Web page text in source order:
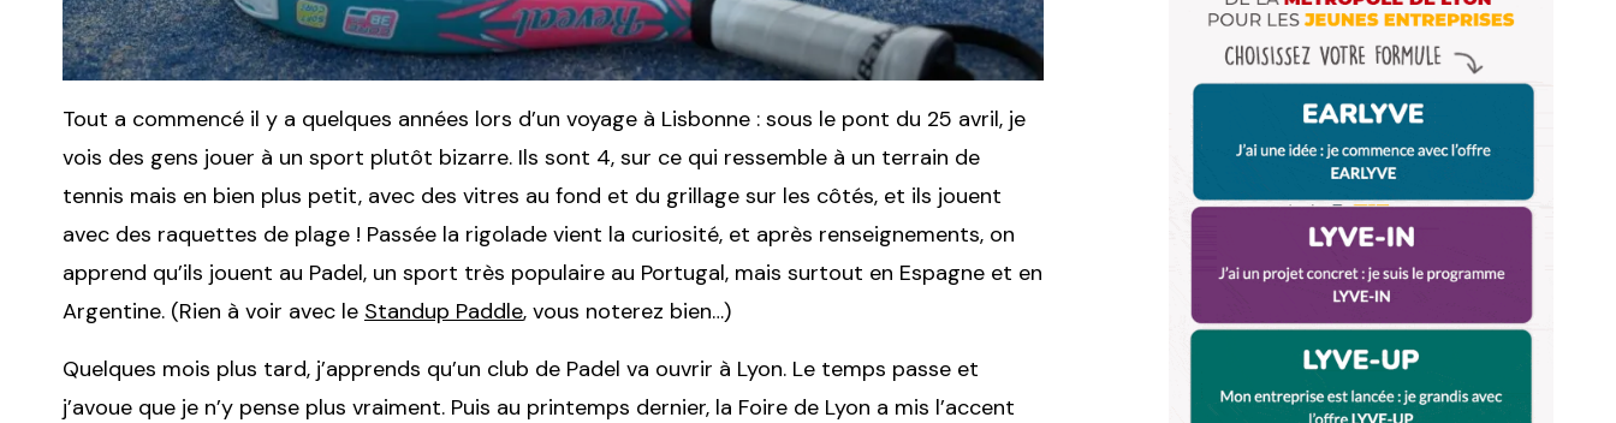
Tout a commencé il y a quelques années lors d’un voyage à Lisbonne : sous le pont du 25 avril, je
vois des gens jouer à un sport plutôt bizarre. Ils sont 4, sur ce qui ressemble à un terrain de
tennis mais en bien plus petit, avec des vitres au fond et du grillage sur les côtés, et ils jouent
avec des raquettes de plage ! Passée la rigolade vient la curiosité, et après renseignements, on
apprend qu’ils jouent au Padel, un sport très populaire au Portugal, mais surtout en Espagne et en
Argentine. (Rien à voir avec le Standup Paddle, vous noterez bien…)
Quelques mois plus tard, j’apprends qu’un club de Padel va ouvrir à Lyon. Le temps passe et
j’avoue que je n’y pense plus vraiment. Puis au printemps dernier, la Foire de Lyon a mis l’accent